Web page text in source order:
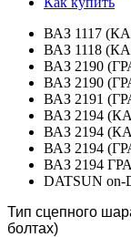
ВАЗ 1117
ВАЗ 1118
ВАЗ 2190
ВАЗ 2190
ВАЗ 2191
ВАЗ 2194
ВАЗ 2194
ВАЗ 2194
ВАЗ 2194
DATSUN on-
Тип сцепного
болтах)